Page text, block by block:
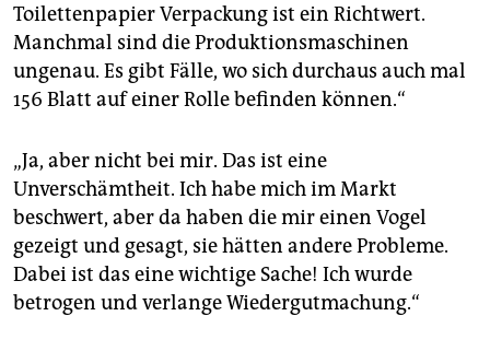
Toilettenpapier Verpackung ist ein Richtwert.
Manchmal sind die Produktionsmaschinen
ungenau. Es gibt Fälle, wo sich durchaus auch mal
156 Blatt auf einer Rolle befinden können.“
„Ja, aber nicht bei mir. Das ist eine
Unverschämtheit. Ich habe mich im Markt
beschwert, aber da haben die mir einen Vogel
gezeigt und gesagt, sie hätten andere Probleme.
Dabei ist das eine wichtige Sache! Ich wurde
betrogen und verlange Wiedergutmachung.“